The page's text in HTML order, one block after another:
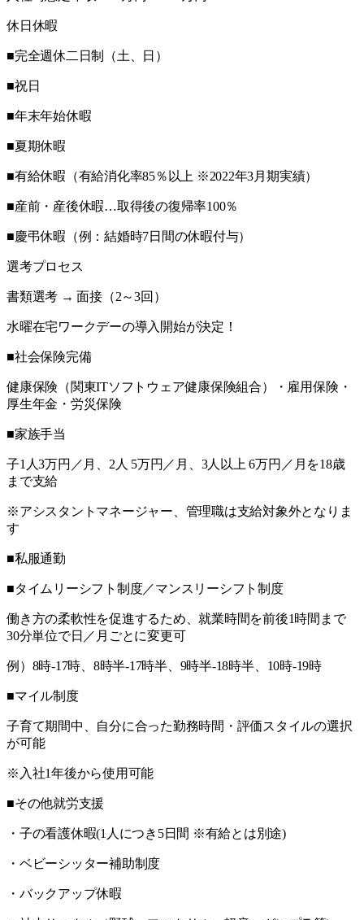
休日休暇
■完全週休二日制（土、日）
■祝日
■年末年始休暇
■夏期休暇
■有給休暇（有給消化率85％以上 ※2022年3月期実績）
■産前・産後休暇…取得後の復帰率100％
■慶弔休暇（例：結婚時7日間の休暇付与）
選考プロセス
書類選考 → 面接（2～3回）
水曜在宅ワークデーの導入開始が決定！
■社会保険完備
健康保険（関東ITソフトウェア健康保険組合）・雇用保険・
厚生年金・労災保険
■家族手当
子1人3万円／月、2人 5万円／月、3人以上 6万円／月を18歳
まで支給
※アシスタントマネージャー、管理職は支給対象外となりま
す
■私服通勤
■タイムリーシフト制度／マンスリーシフト制度
働き方の柔軟性を促進するため、就業時間を前後1時間まで
30分単位で日／月ごとに変更可
例）8時-17時、8時半-17時半、9時半-18時半、10時-19時
■マイル制度
子育て期間中、自分に合った勤務時間・評価スタイルの選択
が可能
※入社1年後から使用可能
■その他就労支援
・子の看護休暇(1人につき5日間 ※有給とは別途)
・ベビーシッター補助制度
・バックアップ休暇